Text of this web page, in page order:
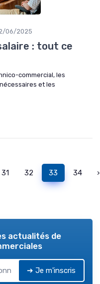
06/2025
: tout ce
commercial, les
et les
31 32 33 34 ›
actualités de
➔ Je m'inscris